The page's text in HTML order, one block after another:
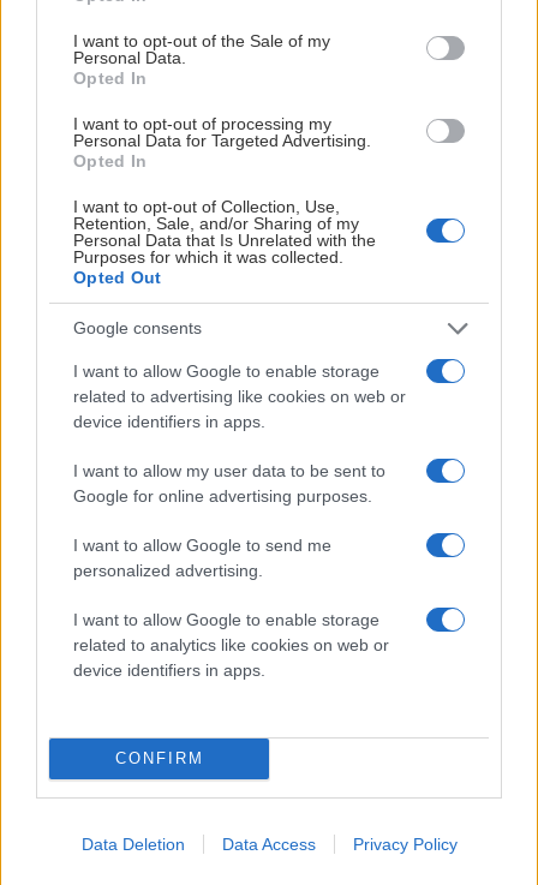
use your data for below specified purposes in below Google
consent section.
I want to opt-out of the Sale of my
Personal Data.
Opted In
I want to opt-out of processing my
Personal Data for Targeted Advertising.
Opted In
I want to opt-out of Collection, Use,
Retention, Sale, and/or Sharing of my
Personal Data that Is Unrelated with the
Purposes for which it was collected.
Opted Out
Google consents
I want to allow Google to enable storage
related to advertising like cookies on web or
device identifiers in apps.
I want to allow my user data to be sent to
Google for online advertising purposes.
I want to allow Google to send me
personalized advertising.
I want to allow Google to enable storage
related to analytics like cookies on web or
device identifiers in apps.
CONFIRM
Data Deletion Data Access Privacy Policy
18.00 IK Oskarshamn–Kalmar
19.00 BIK Karlskoga–AIK
Torsdag 3 september
18.00 Östersund–Sundsvall
19.00 Almtuna–Västerås
Fredag 4 september
18.00 MoDo–Timrå
18.00 Vimmerby–Kalmar
19.00 AIK–Sparta Sarpsborg
Lördag 5 september
15.00 Almtuna–Sparta Sarpsborg
Måndag 7 september
Onsdag 9 september
18.00 Södertälje–Visby/Roma
18.00 Vimmerby–IK Oskarshamn
19.00 AIK–BIK Karlskoga
Torsdag 10 september
Fredag 11 september
18.00 MoDo–Östersund
19.00 BIK Karlskoga–Södertälje